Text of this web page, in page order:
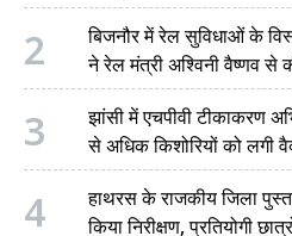
2
बिजनौर में रेल सुविधाओं के
ने रेल मंत्री अश्विनी वैष्णव से
3
झांसी में एचपीवी टीकाकरण
से अधिक किशोरियों को लगी
4
हाथरस के राजकीय जिला
किया निरीक्षण, प्रतियोगी